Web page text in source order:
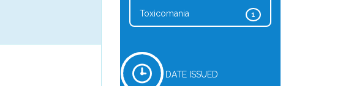
1
Toxicomania
DATE ISSUED